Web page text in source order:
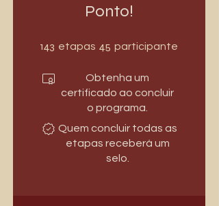
Ponto!
143 etapas 45 participantes
Obtenha um
certificado ao concluir
o programa.
Quem concluir todas as
etapas receberá um
selo.